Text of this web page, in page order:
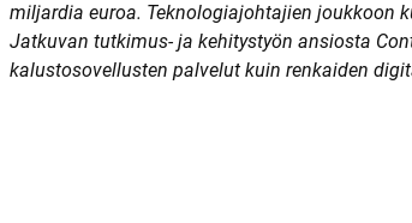
miljardia euroa. Teknologiajohtajien joukkoon
Jatkuvan tutkimus- ja kehitystyön ansiosta
kalustosovellusten palvelut kuin renkaiden